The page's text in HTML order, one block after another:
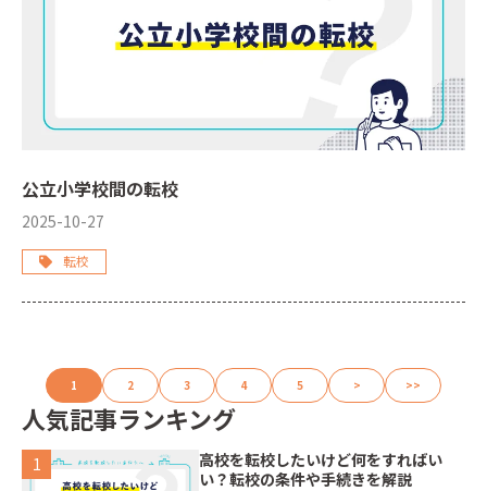
公立小学校間の転校
2025-10-27
転校
1 2 3 4 5 > >>
人気記事ランキング
高校を転校したいけど何をすればい
い？転校の条件や手続きを解説